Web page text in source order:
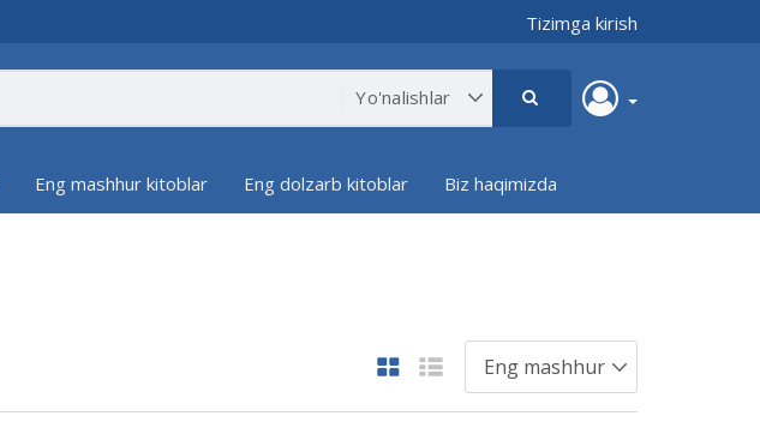
Tizimga kirish
Eng mashhur kitoblar Eng dolzarb kitoblar Biz haqimizda